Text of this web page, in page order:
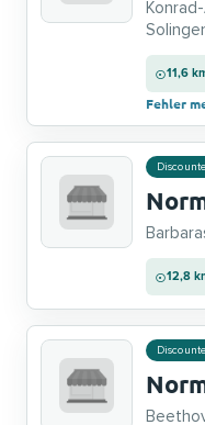
11,6
Fehler
12,8